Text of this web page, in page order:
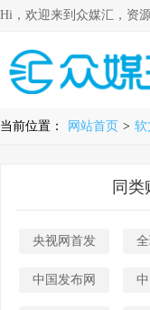
Hi，欢迎来到众媒汇，资
当前位置： 网站首页 > 软
同类
央视网首发
中国发布网